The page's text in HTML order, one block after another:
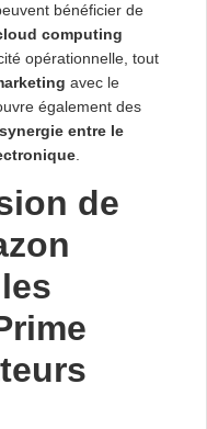
bénéficier de
computing
opérationnelle, tout
avec le
également des
synergie entre le
.
de